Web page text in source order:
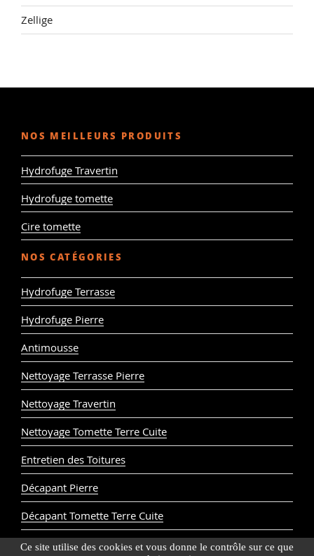
Ce site utilise des cookies et vous donne le contrôle sur ce que
Zellige
NOS MEILLEURS PRODUITS
Hydrofuge Travertin
Hydrofuge tomette
Cire tomette
NOS CATÉGORIES
Hydrofuge Terrasse
Hydrofuge Pierre
Antimousse
Nettoyage Terrasse Pierre
Nettoyage Travertin
Nettoyage Tomette Terre Cuite
Entretien des Toitures
Décapant Pierre
Décapant Tomette Terre Cuite
© Cera Roc 2024 Mentions légales